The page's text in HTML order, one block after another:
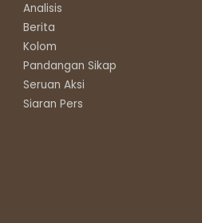
Analisis
Berita
Kolom
Pandangan Sikap
Seruan Aksi
Siaran Pers